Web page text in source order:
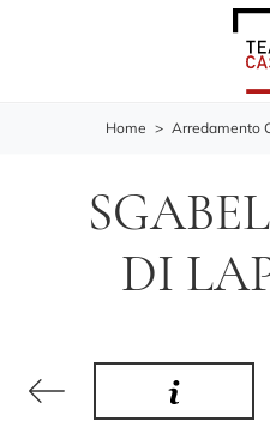
Home > Arredamento
DI